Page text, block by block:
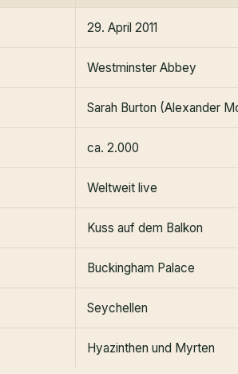
29. April 2011
Westminster Abbey
Sarah Burton (Alexander
ca. 2.000
Weltweit live
Kuss auf dem Balkon
Buckingham Palace
Seychellen
Hyazinthen und Myrten